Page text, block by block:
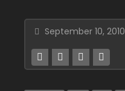
September 10, 2010